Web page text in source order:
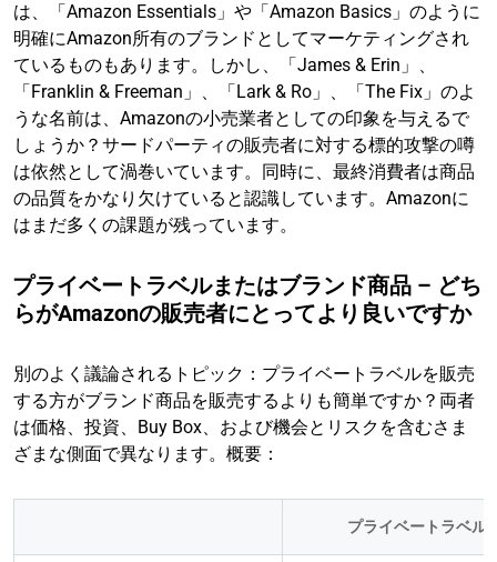
は、「Amazon Essentials」や「Amazon Basics」のように
明確にAmazon所有のブランドとしてマーケティングされ
ているものもあります。しかし、「James & Erin」、
「Franklin & Freeman」、「Lark & Ro」、「The Fix」のよ
うな名前は、Amazonの小売業者としての印象を与えるで
しょうか？サードパーティの販売者に対する標的攻撃の噂
は依然として渦巻いています。同時に、最終消費者は商品
の品質をかなり欠けていると認識しています。Amazonに
はまだ多くの課題が残っています。
プライベートラベルまたはブランド商品 – どち
らがAmazonの販売者にとってより良いですか
別のよく議論されるトピック：プライベートラベルを販売
する方がブランド商品を販売するよりも簡単ですか？両者
は価格、投資、Buy Box、および機会とリスクを含むさま
ざまな側面で異なります。概要：
プライベートラベル